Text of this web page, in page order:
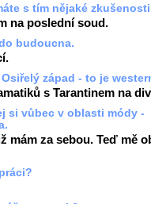
s tím nějaké
na poslední soud.
budoucna.
západ - to je
s Tarantinem na
si vůbec v oblasti módy -
mám za sebou. Teď mě